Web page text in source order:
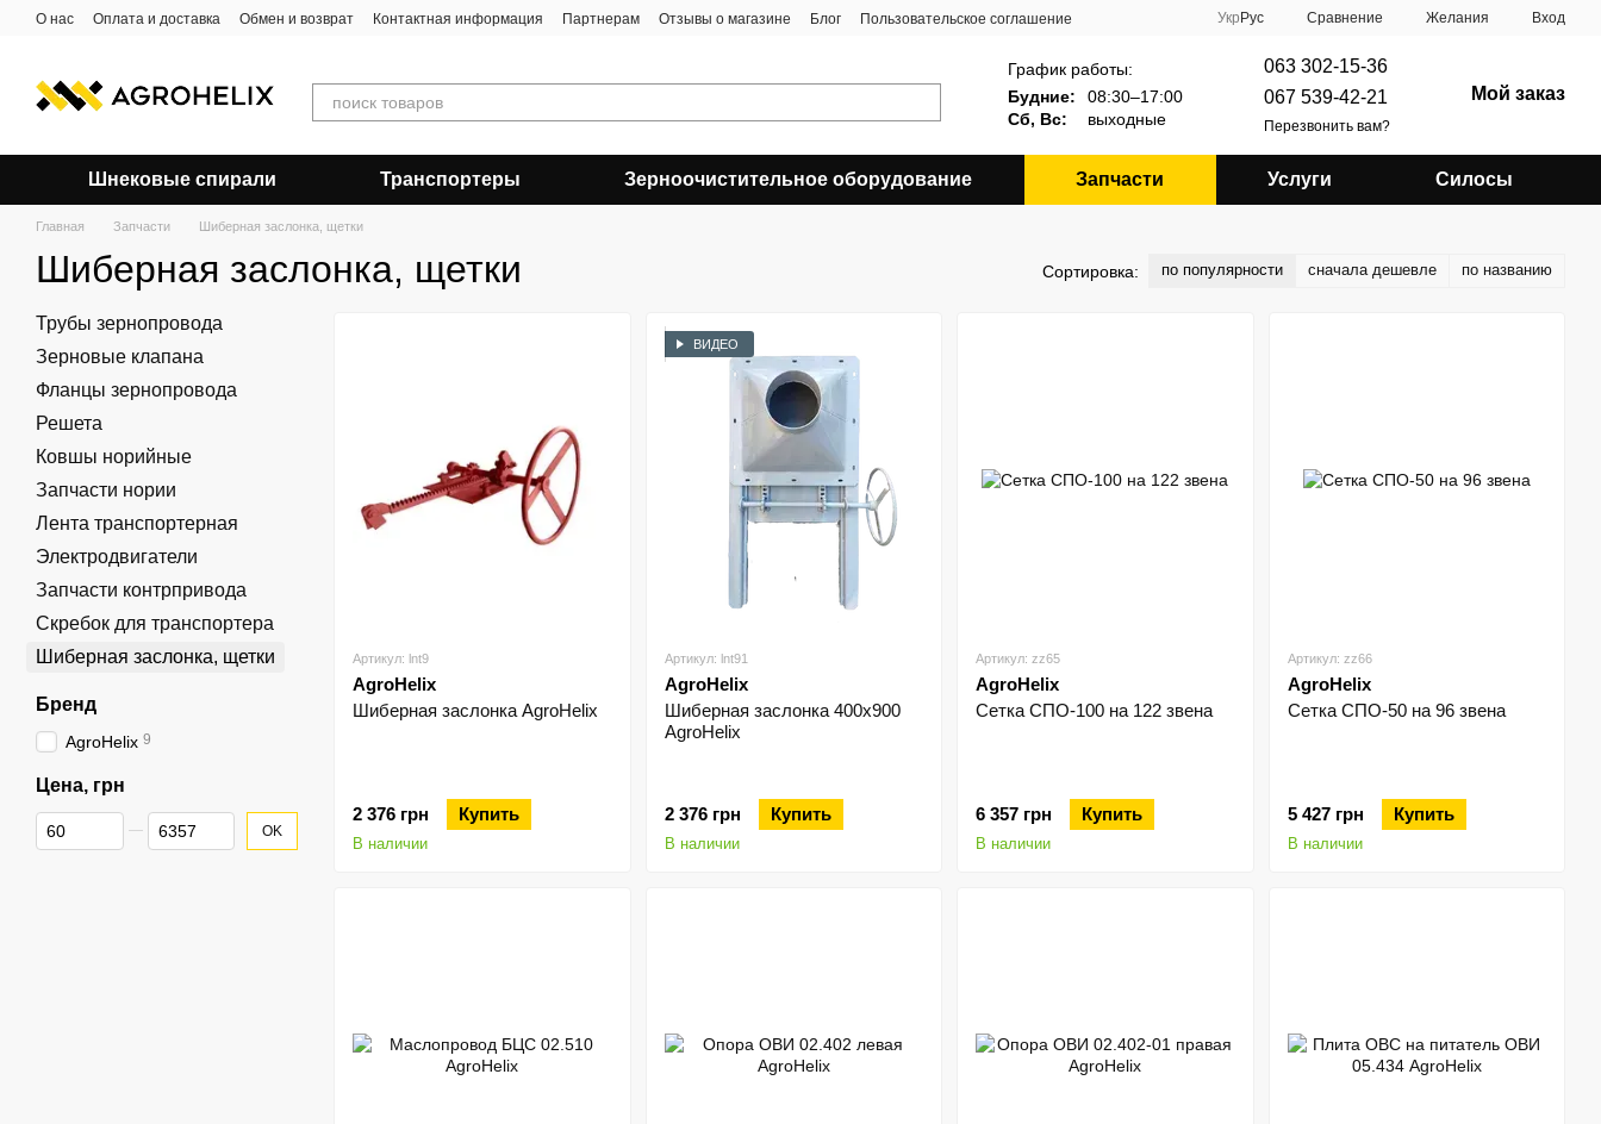
Перейти к основному контенту
О нас Оплата и доставка Обмен и возврат Контактная информация Партнерам Отзывы о магазине Блог Пользовательское соглашение Укр Рус Сравнение Желания Вход
График работы:
Будние:
08:30–17:00
Сб, Вс:
выходные
063 302-15-36
067 539-42-21
Перезвонить вам?
Мой заказ
Шнековые спирали Транспортеры Зерноочистительное оборудование Запчасти Услуги Силосы
Главная Запчасти Шиберная заслонка, щетки
Шиберная заслонка, щетки Сортировка: по популярности сначала дешевле по названию
Артикул: lnt9
AgroHelix
Шиберная заслонка AgroHelix
2 376 грн Купить
В наличии
ВИДЕО
Артикул: lnt91
AgroHelix
Шиберная заслонка 400х900
AgroHelix
2 376 грн Купить
В наличии
Артикул: zz65
AgroHelix
Сетка СПО-100 на 122 звена
6 357 грн Купить
В наличии
Артикул: zz66
AgroHelix
Сетка СПО-50 на 96 звена
5 427 грн Купить
В наличии
Трубы зернопровода
Зерновые клапана
Фланцы зернопровода
Решета
Ковшы норийные
Запчасти нории
Лента транспортерная
Электродвигатели
Запчасти контрпривода
Скребок для транспортера
Шиберная заслонка, щетки
Бренд
AgroHelix 9
Цена, грн
От Цена, грн
До Цена, грн OK